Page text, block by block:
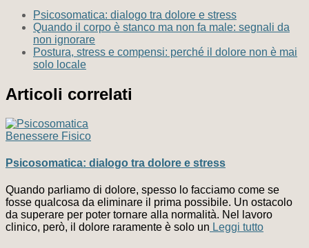
Psicosomatica: dialogo tra dolore e stress
Quando il corpo è stanco ma non fa male: segnali da
non ignorare
Postura, stress e compensi: perché il dolore non è mai
solo locale
Articoli correlati
Benessere Fisico
Psicosomatica: dialogo tra dolore e stress
Quando parliamo di dolore, spesso lo facciamo come se
fosse qualcosa da eliminare il prima possibile. Un ostacolo
da superare per poter tornare alla normalità. Nel lavoro
clinico, però, il dolore raramente è solo un Leggi tutto